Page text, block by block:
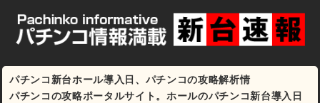
パチンコ新台ホール導入日、パチンコの攻略解析情
パチンコの攻略ポータルサイト。ホールのパチンコ新台導入日